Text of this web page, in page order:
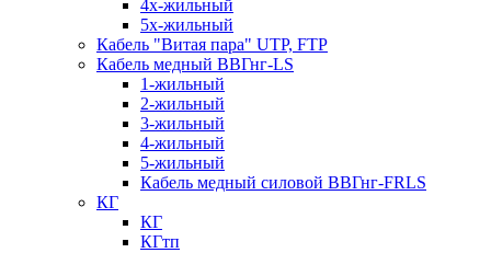
4х-жильный
5х-жильный
Кабель "Витая пара" UTP, FTP
Кабель медный ВВГнг-LS
1-жильный
2-жильный
3-жильный
4-жильный
5-жильный
Кабель медный силовой ВВГнг-FRLS
КГ
КГ
КГтп